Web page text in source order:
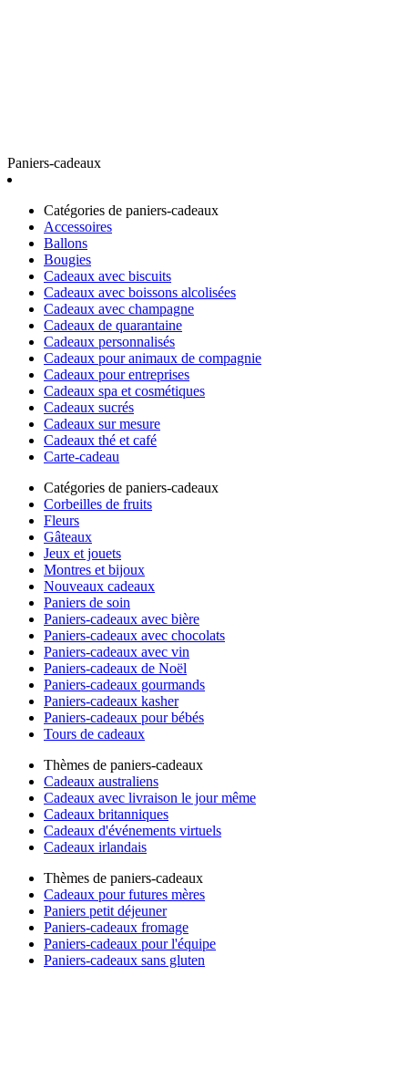
Paniers-cadeaux
Catégories de paniers-cadeaux
Accessoires
Ballons
Bougies
Cadeaux avec biscuits
Cadeaux avec boissons alcolisées
Cadeaux avec champagne
Cadeaux de quarantaine
Cadeaux personnalisés
Cadeaux pour animaux de compagnie
Cadeaux pour entreprises
Cadeaux spa et cosmétiques
Cadeaux sucrés
Cadeaux sur mesure
Cadeaux thé et café
Carte-cadeau
Catégories de paniers-cadeaux
Corbeilles de fruits
Fleurs
Gâteaux
Jeux et jouets
Montres et bijoux
Nouveaux cadeaux
Paniers de soin
Paniers-cadeaux avec bière
Paniers-cadeaux avec chocolats
Paniers-cadeaux avec vin
Paniers-cadeaux de Noël
Paniers-cadeaux gourmands
Paniers-cadeaux kasher
Paniers-cadeaux pour bébés
Tours de cadeaux
Thèmes de paniers-cadeaux
Cadeaux australiens
Cadeaux avec livraison le jour même
Cadeaux britanniques
Cadeaux d'événements virtuels
Cadeaux irlandais
Thèmes de paniers-cadeaux
Cadeaux pour futures mères
Paniers petit déjeuner
Paniers-cadeaux fromage
Paniers-cadeaux pour l'équipe
Paniers-cadeaux sans gluten